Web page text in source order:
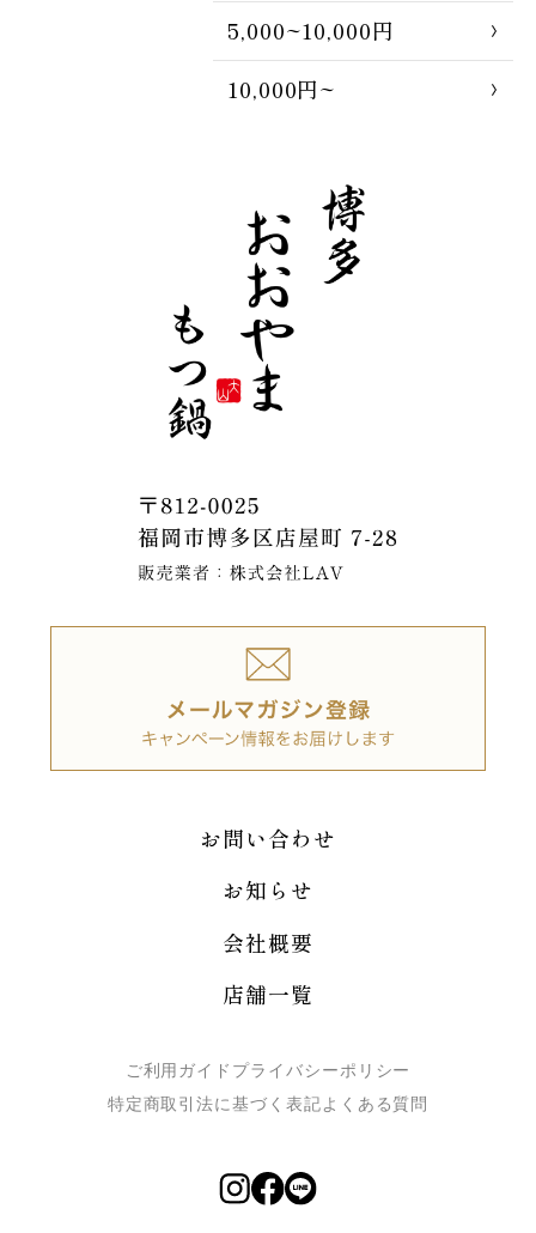
5,000~10,000円
10,000円~
お問い合わせ
お知らせ
会社概要
店舗一覧
ご利用ガイド プライバシーポリシー
特定商取引法に基づく表記よくある質問